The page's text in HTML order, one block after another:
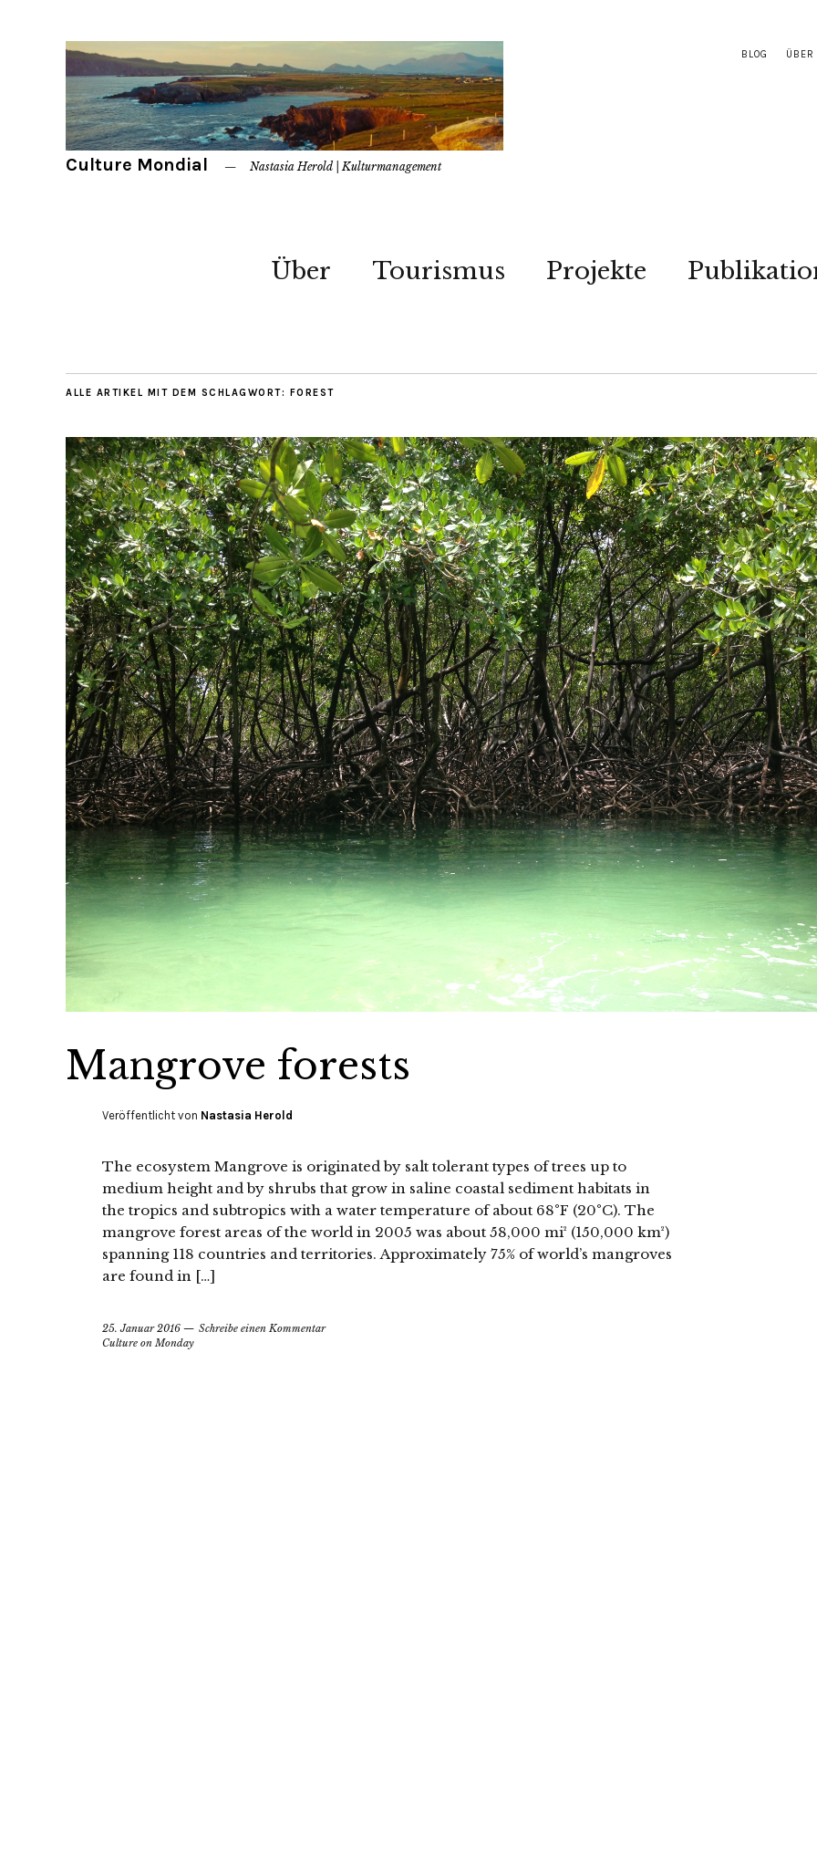
BLOG ÜBER
Culture Mondial Nastasia Herold | Kulturmanagement
Über Tourismus Projekte
ALLE ARTIKEL MIT DEM SCHLAGWORT: FOREST
Mangrove forests
Veröffentlicht von Nastasia Herold
The ecosystem Mangrove is originated by salt tolerant types of trees up to
medium height and by shrubs that grow in saline coastal sediment habitats in
the tropics and subtropics with a water temperature of about 68°F (20°C). The
mangrove forest areas of the world in 2005 was about 58,000 mi² (150,000 km²)
spanning 118 countries and territories. Approximately 75% of world’s mangroves
are found in […]
25. Januar 2016
Schreibe einen Kommentar
Culture on Monday